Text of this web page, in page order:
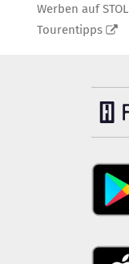
Werben auf STOL
Tourentipps